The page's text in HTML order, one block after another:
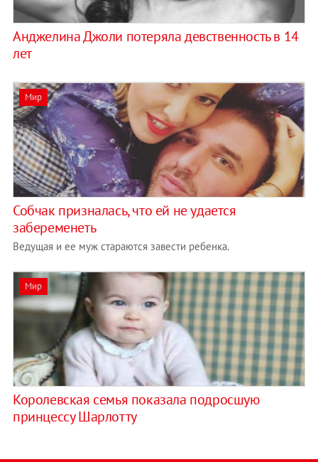
Анджелина Джоли потеряла девственность в 14
лет
Мир
Собчак призналась, что ей не удается
забеременеть
Ведущая и ее муж стараются завести ребенка.
Мир
Королевская семья показала подросшую
принцессу Шарлотту